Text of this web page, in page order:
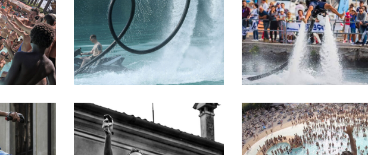
ATTRAZIONI
COMBINATE
ISTRUTTORI
CERTIFICATI